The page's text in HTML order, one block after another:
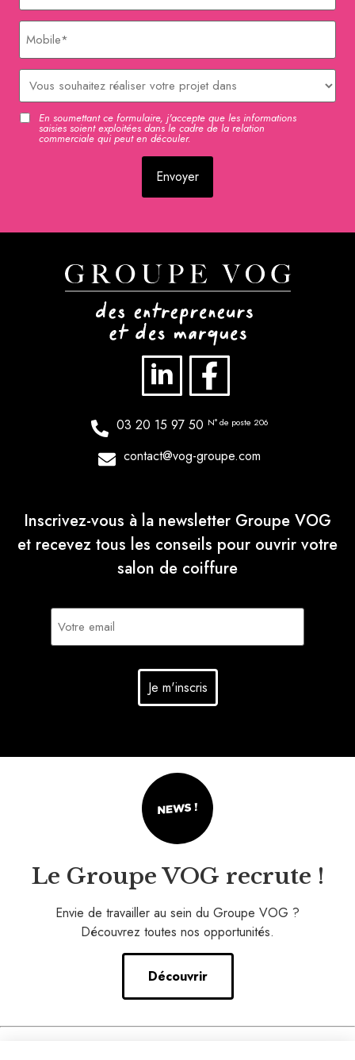
Mobile
Délai
RGPDEn soumettant ce formulaire, j'accepte que les informations
saisies soient exploitées dans le cadre de la relation
commerciale qui peut en découler.
03 20 15 97 50 N° de poste 206
contact@vog-groupe.com
Inscrivez-vous à la newsletter Groupe VOG
et recevez tous les conseils pour ouvrir votre
salon de coiffure
E-
Le Groupe VOG recrute !
Envie de travailler au sein du Groupe VOG ?
Découvrez toutes nos opportunités.
Découvrir